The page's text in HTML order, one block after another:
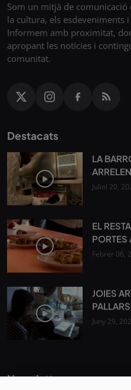
Som un mitjà de comunicació
la cultura, els
Informem amb proximitat,
apropant les notícies i
comunitat.
Destacats
LA
Juliol 20,
EL
PORTES
Febrer 06,
JOIES
Juny 29,
Newsletter